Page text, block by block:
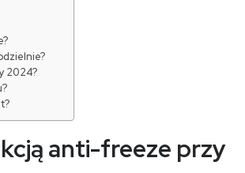
2024?
anti-freeze przy